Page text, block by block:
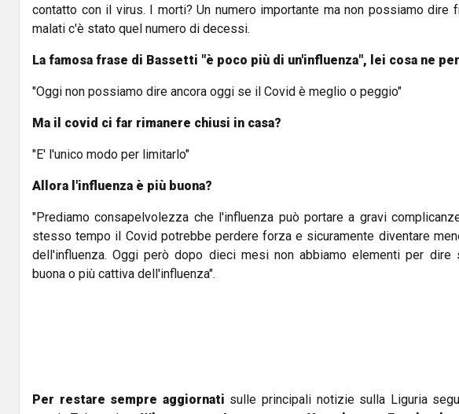
contatto con il virus. I morti? Un numero importante ma non possiamo dire
malati c'è stato quel numero di decessi.
La famosa frase di Bassetti "è poco più di un'influenza", lei cosa ne
"Oggi non possiamo dire ancora oggi se il Covid è meglio o peggio"
Ma il covid ci far rimanere chiusi in casa?
"E' l'unico modo per limitarlo"
Allora l'influenza è più buona?
"Prediamo consapelvolezza che l'influenza può portare a gravi
stesso tempo il Covid potrebbe perdere forza e sicuramente diventare
dell'influenza. Oggi però dopo dieci mesi non abbiamo elementi per dire
buona o più cattiva dell'influenza".
Per restare sempre aggiornati sulle principali notizie sulla Liguria